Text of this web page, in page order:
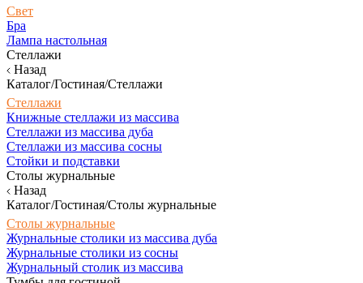
Свет
Бра
Лампа настольная
Стеллажи
Назад
Каталог/Гостиная/Стеллажи
Стеллажи
Книжные стеллажи из массива
Стеллажи из массива дуба
Стеллажи из массива сосны
Стойки и подставки
Столы журнальные
Назад
Каталог/Гостиная/Столы журнальные
Столы журнальные
Журнальные столики из массива дуба
Журнальные столики из сосны
Журнальный столик из массива